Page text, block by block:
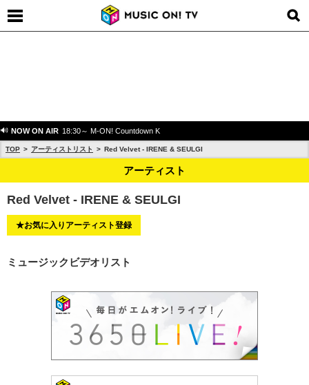
NOW ON AIR 18:30～ M-ON! Countdown K
TOP アーティストリスト Red Velvet - IRENE & SEULGI
アーティスト
Red Velvet - IRENE & SEULGI
★お気に入りアーティスト登録
ミュージックビデオリスト